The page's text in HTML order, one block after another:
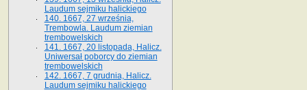
Laudum sejmiku halickiego
140. 1667, 27 września,
Trembowla. Laudum ziemian
trembowelskich
141. 1667, 20 listopada, Halicz.
Uniwersał poborcy do ziemian
trembowelskich
142. 1667, 7 grudnia, Halicz.
Laudum sejmiku halickiego